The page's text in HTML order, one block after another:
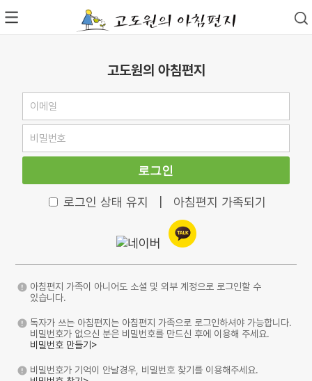
고도원의 아침편지
로그인
로그인 상태 유지 아침편지 가족되기
아침편지 가족이 아니어도 소셜 및 외부 계정으로 로그인할 수
있습니다.
독자가 쓰는 아침편지는 아침편지 가족으로 로그인하셔야 가능합니다.
비밀번호가 없으신 분은 비밀번호를 만드신 후에 이용해 주세요.
비밀번호 만들기>
비밀번호가 기억이 안날경우, 비밀번호 찾기를 이용해주세요.